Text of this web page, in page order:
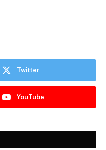
Twitter
YouTube